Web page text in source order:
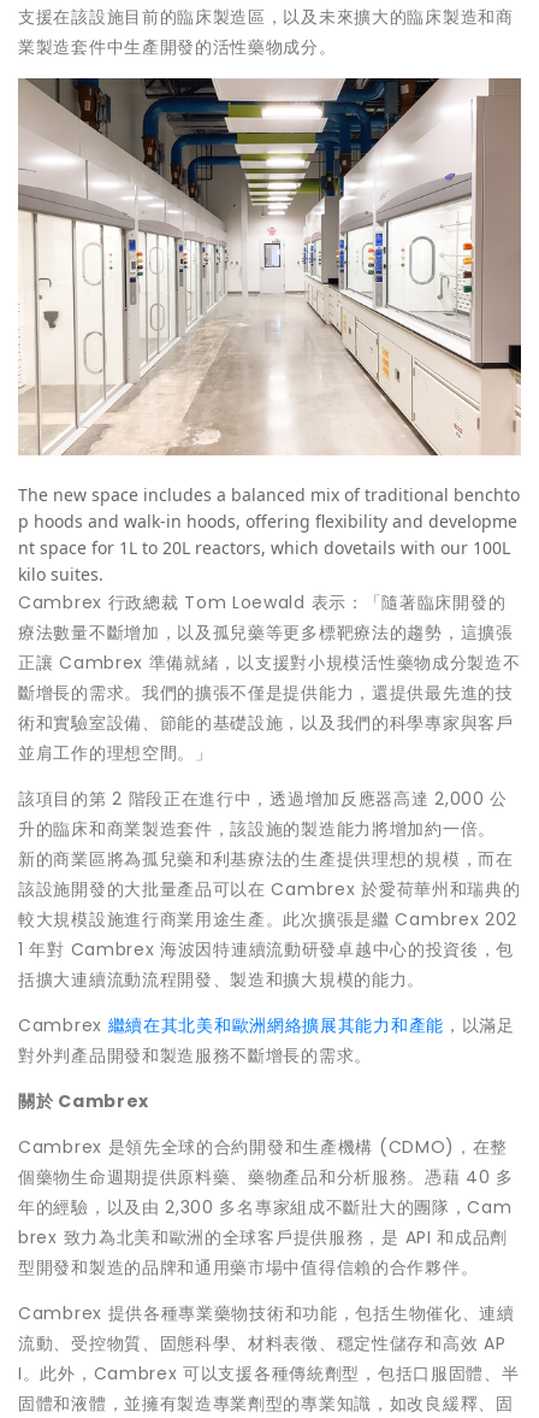
支援在該設施目前的臨床製造區，以及未來擴大的臨床製造和商
業製造套件中生產開發的活性藥物成分。
The new space includes a balanced mix of traditional benchto
p hoods and walk-in hoods, offering flexibility and developme
nt space for 1L to 20L reactors, which dovetails with our 100L
kilo suites.
Cambrex 行政總裁 Tom Loewald 表示：「隨著臨床開發的
療法數量不斷增加，以及孤兒藥等更多標靶療法的趨勢，這擴張
正讓 Cambrex 準備就緒，以支援對小規模活性藥物成分製造不
斷增長的需求。我們的擴張不僅是提供能力，還提供最先進的技
術和實驗室設備、節能的基礎設施，以及我們的科學專家與客戶
並肩工作的理想空間。」
該項目的第 2 階段正在進行中，透過增加反應器高達 2,000 公
升的臨床和商業製造套件，該設施的製造能力將增加約一倍。
新的商業區將為孤兒藥和利基療法的生產提供理想的規模，而在
該設施開發的大批量產品可以在 Cambrex 於愛荷華州和瑞典的
較大規模設施進行商業用途生產。此次擴張是繼 Cambrex 202
1 年對 Cambrex 海波因特連續流動研發卓越中心的投資後，包
括擴大連續流動流程開發、製造和擴大規模的能力。
Cambrex 繼續在其北美和歐洲網絡擴展其能力和產能 ，以滿足
對外判產品開發和製造服務不斷增長的需求。
關於 Cambrex
Cambrex 是領先全球的合約開發和生產機構 (CDMO)，在整
個藥物生命週期提供原料藥、藥物產品和分析服務。憑藉 40 多
年的經驗，以及由 2,300 多名專家組成不斷壯大的團隊，Cam
brex 致力為北美和歐洲的全球客戶提供服務，是 API 和成品劑
型開發和製造的品牌和通用藥市場中值得信賴的合作夥伴。
Cambrex 提供各種專業藥物技術和功能，包括生物催化、連續
流動、受控物質、固態科學、材料表徵、穩定性儲存和高效 AP
I。此外，Cambrex 可以支援各種傳統劑型，包括口服固體、半
固體和液體，並擁有製造專業劑型的專業知識，如改良緩釋、固